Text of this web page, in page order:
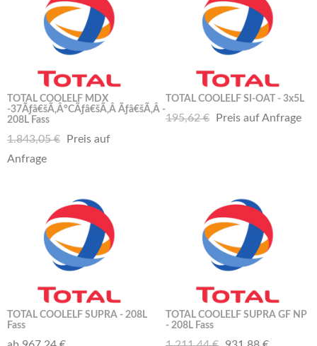
TOTAL COOLELF MDX
-37Ãƒâ€šÃ‚Â°CÃƒâ€šÃ‚Â Ãƒâ€šÃ‚Â -
208L Fass
1.843,05 €
Preis auf
Anfrage
TOTAL COOLELF SI-OAT - 3x5L
195,62 € Preis auf Anfrage
TOTAL COOLELF SUPRA - 208L
Fass
TOTAL COOLELF SUPRA GF NP
- 208L Fass